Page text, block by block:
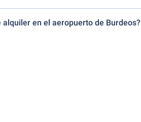
alquiler en el aeropuerto de Burdeos?